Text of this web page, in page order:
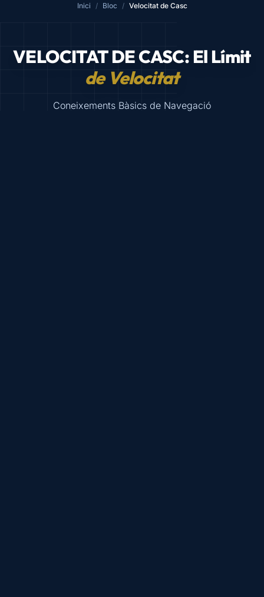
Inici / Bloc / Velocitat de Casc
VELOCITAT DE CASC: El Límit
de Velocitat
Coneixements Bàsics de Navegació